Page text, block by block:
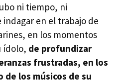
ni tiempo, ni
en el trabajo de
en los momentos
ídolo, de profundizar
frustradas, en los
de los músicos de su